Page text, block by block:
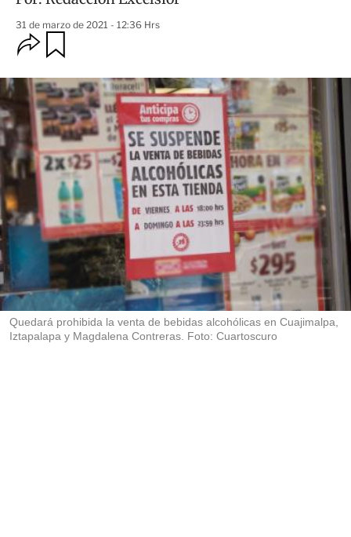
31 de marzo de 2021 - 12:36 Hrs
O
p
i
o
n
e
s
d
e
c
o
m
p
a
i
r
d
a
r
Quedará prohibida la venta de bebidas alcohólicas en Cuajimalpa,
Iztapalapa y Magdalena Contreras. Foto: Cuartoscuro